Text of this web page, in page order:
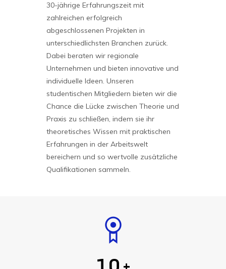
30-jährige Erfahrungszeit mit
zahlreichen erfolgreich
abgeschlossenen Projekten in
unterschiedlichsten Branchen zurück.
Dabei beraten wir regionale
Unternehmen und bieten innovative und
individuelle Ideen. Unseren
studentischen Mitgliedern bieten wir die
Chance die Lücke zwischen Theorie und
Praxis zu schließen, indem sie ihr
theoretisches Wissen mit praktischen
Erfahrungen in der Arbeitswelt
bereichern und so wertvolle zusätzliche
Qualifikationen sammeln.